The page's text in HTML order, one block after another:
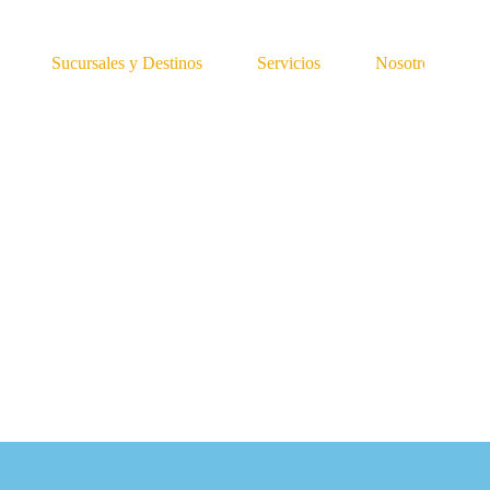
Sucursales y Destinos Servicios Nosotros